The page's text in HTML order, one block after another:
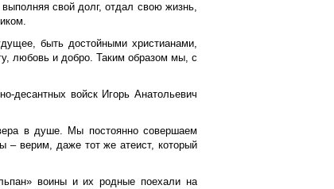
свой долг, отдал свою жизнь,
быть достойными христианами,
любовь и добро. Таким образом мы, с
десантных войск Игорь Анатольевич
в душе. Мы постоянно совершаем
верим, даже тот же атеист, который
воины и их родные поехали на